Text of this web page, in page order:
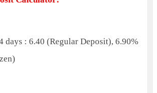
days : 6.40 (Regular Deposit), 6.90%